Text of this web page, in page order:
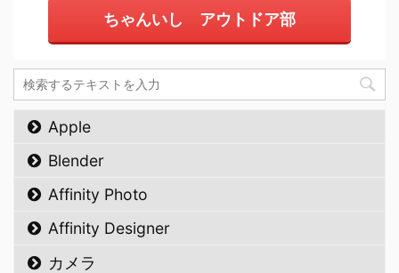
ちゃんいし アウトドア部
Apple
Blender
Affinity Photo
Affinity Designer
カメラ